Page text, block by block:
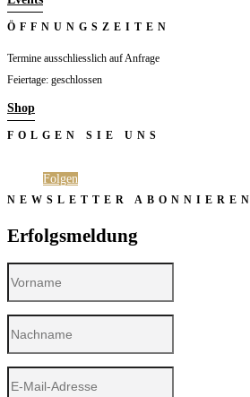
ÖFFNUNGSZEITEN
Termine ausschliesslich auf Anfrage
Feiertage: geschlossen
Shop
FOLGEN SIE UNS
Folgen
NEWSLETTER ABONNIEREN
Erfolgsmeldung